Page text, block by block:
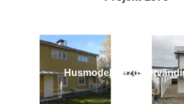
Husmodell 1970 -